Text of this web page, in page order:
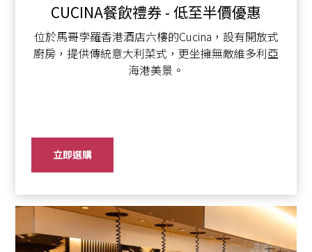
CUCINA餐飲禮券 - 低至半價優惠
位於馬哥孛羅香港酒店六樓的Cucina，設有開放式
廚房，提供傳統意大利菜式，更坐擁無敵維多利亞
海港美景。
立即選購